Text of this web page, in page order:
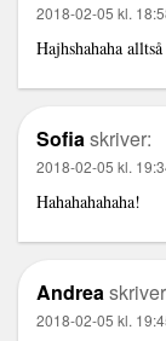
2018-02-05 kl.
Hajhshahaha
Sofia skriver:
2018-02-05 kl.
Hahahahahaha!
Andrea
2018-02-05 kl.